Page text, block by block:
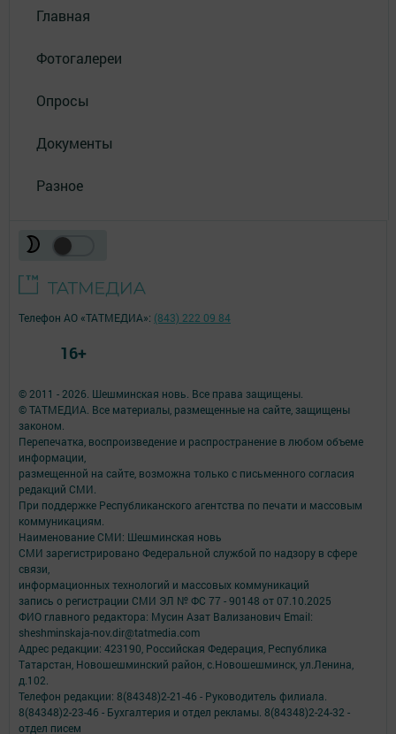
Главная
Фотогалереи
Опросы
Документы
Разное
© 2011 - 2026. Шешминская новь. Все права защищены.
© ТАТМЕДИА. Все материалы, размещенные на сайте, защищены
законом.
Перепечатка, воспроизведение и распространение в любом объеме
информации,
размещенной на сайте, возможна только с письменного согласия
редакций СМИ.
При поддержке Республиканского агентства по печати и массовым
коммуникациям.
Наименование СМИ: Шешминская новь
СМИ зарегистрировано Федеральной службой по надзору в сфере
связи,
информационных технологий и массовых коммуникаций
запись о регистрации СМИ ЭЛ № ФС 77 - 90148 от 07.10.2025
ФИО главного редактора: Мусин Азат Вализанович Email:
sheshminskaja-nov.dir@tatmedia.com
Адрес редакции: 423190, Российская Федерация, Республика
Татарстан, Новошешминский район, с.Новошешминск, ул.Ленина,
д.102.
Телефон редакции: 8(84348)2-21-46 - Руководитель филиала.
8(84348)2-23-46 - Бухгалтерия и отдел рекламы. 8(84348)2-24-32 -
отдел писем
Телефон АО «ТАТМЕДИА»: (843) 222 09 84
16+